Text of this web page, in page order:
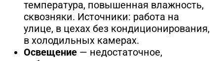
температура, повышенная влажность,
сквозняки. Источники: работа на
улице, в цехах без кондиционирования,
в холодильных камерах.
Освещение — недостаточное,